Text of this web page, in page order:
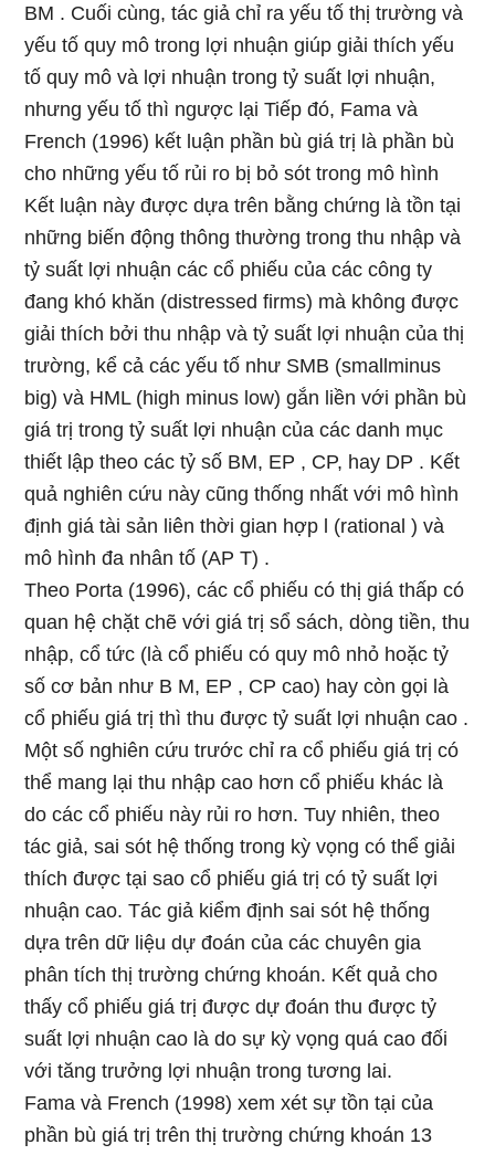
BM . Cuối cùng, tác giả chỉ ra yếu tố thị trường và
yếu tố quy mô trong lợi nhuận giúp giải thích yếu
tố quy mô và lợi nhuận trong tỷ suất lợi nhuận,
nhưng yếu tố thì ngược lại Tiếp đó, Fama và
French (1996) kết luận phần bù giá trị là phần bù
cho những yếu tố rủi ro bị bỏ sót trong mô hình
Kết luận này được dựa trên bằng chứng là tồn tại
những biến động thông thường trong thu nhập và
tỷ suất lợi nhuận các cổ phiếu của các công ty
đang khó khăn (distressed firms) mà không được
giải thích bởi thu nhập và tỷ suất lợi nhuận của thị
trường, kể cả các yếu tố như SMB (smallminus
big) và HML (high minus low) gắn liền với phần bù
giá trị trong tỷ suất lợi nhuận của các danh mục
thiết lập theo các tỷ số BM, EP , CP, hay DP . Kết
quả nghiên cứu này cũng thống nhất với mô hình
định giá tài sản liên thời gian hợp l (rational ) và
mô hình đa nhân tố (AP T) .
Theo Porta (1996), các cổ phiếu có thị giá thấp có
quan hệ chặt chẽ với giá trị sổ sách, dòng tiền, thu
nhập, cổ tức (là cổ phiếu có quy mô nhỏ hoặc tỷ
số cơ bản như B M, EP , CP cao) hay còn gọi là
cổ phiếu giá trị thì thu được tỷ suất lợi nhuận cao .
Một số nghiên cứu trước chỉ ra cổ phiếu giá trị có
thể mang lại thu nhập cao hơn cổ phiếu khác là
do các cổ phiếu này rủi ro hơn. Tuy nhiên, theo
tác giả, sai sót hệ thống trong kỳ vọng có thể giải
thích được tại sao cổ phiếu giá trị có tỷ suất lợi
nhuận cao. Tác giả kiểm định sai sót hệ thống
dựa trên dữ liệu dự đoán của các chuyên gia
phân tích thị trường chứng khoán. Kết quả cho
thấy cổ phiếu giá trị được dự đoán thu được tỷ
suất lợi nhuận cao là do sự kỳ vọng quá cao đối
với tăng trưởng lợi nhuận trong tương lai.
Fama và French (1998) xem xét sự tồn tại của
phần bù giá trị trên thị trường chứng khoán 13